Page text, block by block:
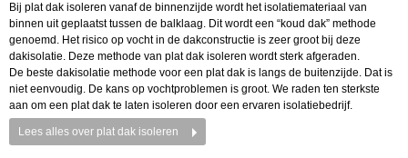
Bij plat dak isoleren vanaf de binnenzijde wordt het isolatiemateriaal van
binnen uit geplaatst tussen de balklaag. Dit wordt een “koud dak” methode
genoemd. Het risico op vocht in de dakconstructie is zeer groot bij deze
dakisolatie. Deze methode van plat dak isoleren wordt sterk afgeraden.
De beste dakisolatie methode voor een plat dak is langs de buitenzijde. Dat is
niet eenvoudig. De kans op vochtproblemen is groot. We raden ten sterkste
aan om een plat dak te laten isoleren door een ervaren isolatiebedrijf.
Lees alles over plat dak isoleren